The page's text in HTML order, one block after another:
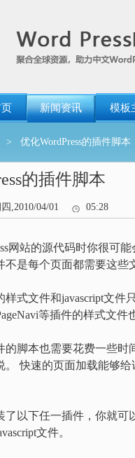
新闻资讯 模板
> 优化WordPress的插件脚本
的插件脚本
,2010/04/01 05:28
网站的源代码时你很可
不是每个页面都需要这些
样式文件和javascript文
等插件的样式文
的脚本也需要花费一些
。 快速的页面加载能够
了以下任一插件，你就可
文件。